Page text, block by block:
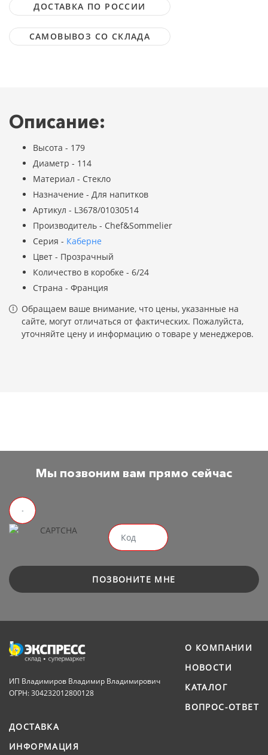
ДОСТАВКА ПО РОССИИ
САМОВЫВОЗ СО СКЛАДА
Описание:
Высота - 179
Диаметр - 114
Материал - Стекло
Назначение - Для напитков
Артикул - L3678/01030514
Производитель - Chef&Sommelier
Серия - Каберне
Цвет - Прозрачный
Количество в коробке - 6/24
Страна - Франция
Обращаем ваше внимание, что цены, указанные на
сайте, могут отличаться от фактических. Пожалуйста,
уточняйте цену и информацию о товаре у менеджеров.
Мы позвоним вам прямо сейчас
ПОЗВОНИТЕ МНЕ
ИП Владимиров Владимир Владимирович
ОГРН: 304232012800128
О КОМПАНИИ
НОВОСТИ
КАТАЛОГ
ВОПРОС-ОТВЕТ
ДОСТАВКА
ИНФОРМАЦИЯ